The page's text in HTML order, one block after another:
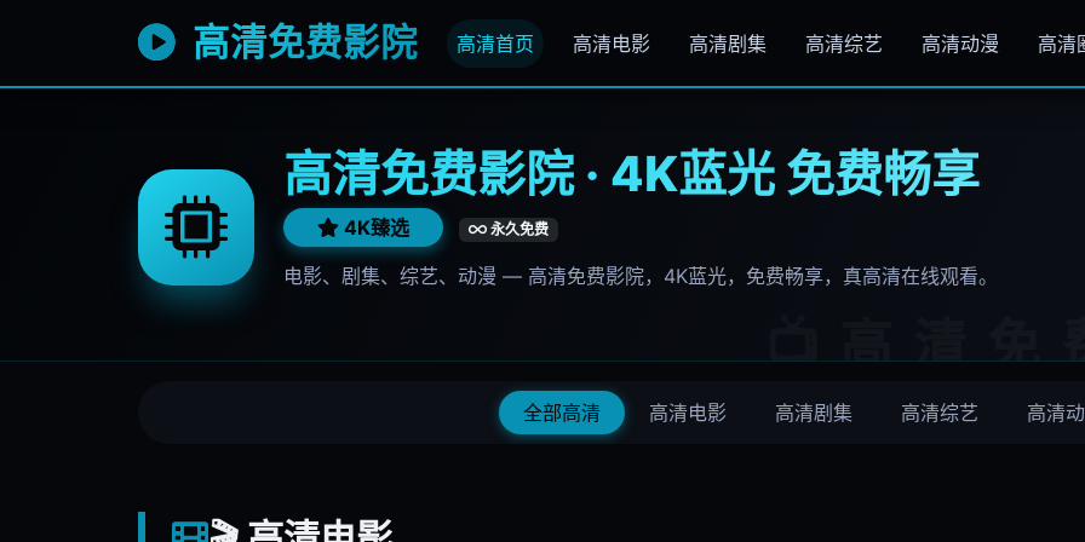
高清免费影院 高清首页 高清电影 高清剧集 高清综艺 高清动漫 高清
高清免费影院 · 4K蓝光 免费畅享
4K臻选 永久免费
电影、剧集、综艺、动漫 — 高清免费影院，4K蓝光，免费畅享，真高清在线观看。
全部高清 高清电影 高清剧集 高清综艺 高清